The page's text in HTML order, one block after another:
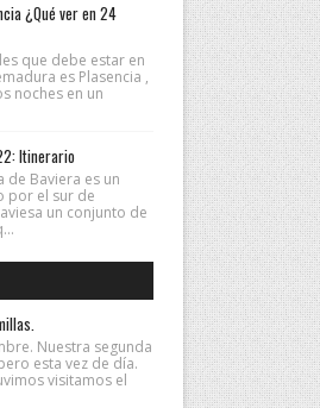
¿Qué ver en 24
que debe estar en
es Plasencia ,
noches en un
Itinerario
de Baviera es un
por el sur de
un conjunto de
Nuestra segunda
esta vez de día.
visitamos el